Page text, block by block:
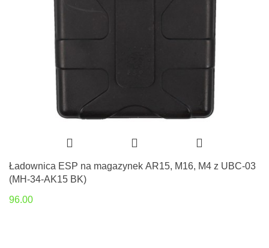
Ładownica ESP na magazynek AR15, M16, M4 z UBC-03
(MH-34-AK15 BK)
96.00